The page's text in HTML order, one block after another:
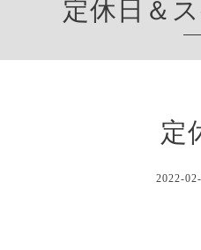
定休日＆
定
2022-